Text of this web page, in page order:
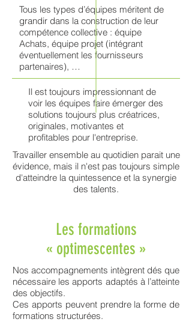
Tous les types d’équipes méritent de
grandir dans la construction de leur
compétence collective : équipe
Achats, équipe projet (intégrant
éventuellement les fournisseurs
partenaires), …
Il est toujours impressionnant de
voir les équipes faire émerger des
solutions toujours plus créatrices,
originales, motivantes et
profitables pour l'entreprise.
Travailler ensemble au quotidien parait une
évidence, mais il n'est pas toujours simple
d'atteindre la quintessence et la synergie
des talents.
Les formations
« optimescentes »
Nos accompagnements intègrent dés que
nécessaire les apports adaptés à l’atteinte
des objectifs.
Ces apports peuvent prendre la forme de
formations structurées.